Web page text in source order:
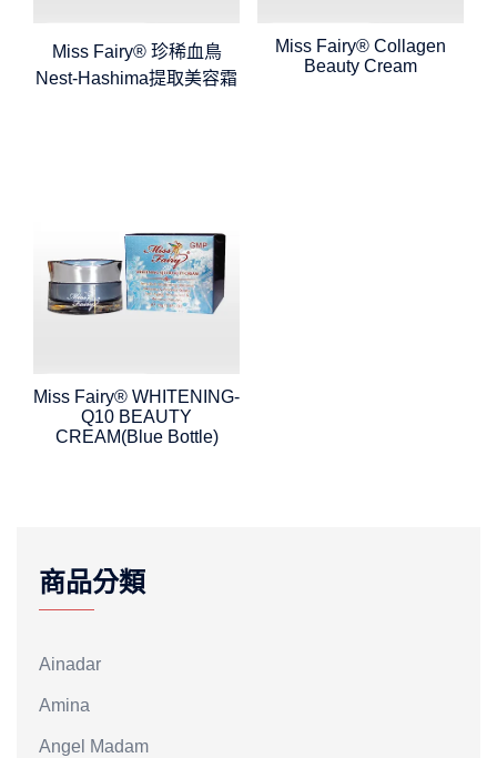
Miss Fairy® 珍稀血鳥
Nest-Hashima提取美容霜
Miss Fairy® Collagen
Beauty Cream
Miss Fairy® WHITENING-
Q10 BEAUTY
CREAM(Blue Bottle)
商品分類
Ainadar
Amina
Angel Madam